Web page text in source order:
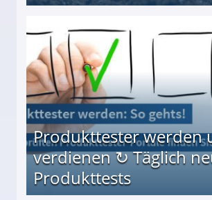
Produkttester werden
verdienen ↻ Täglich
Produkttests